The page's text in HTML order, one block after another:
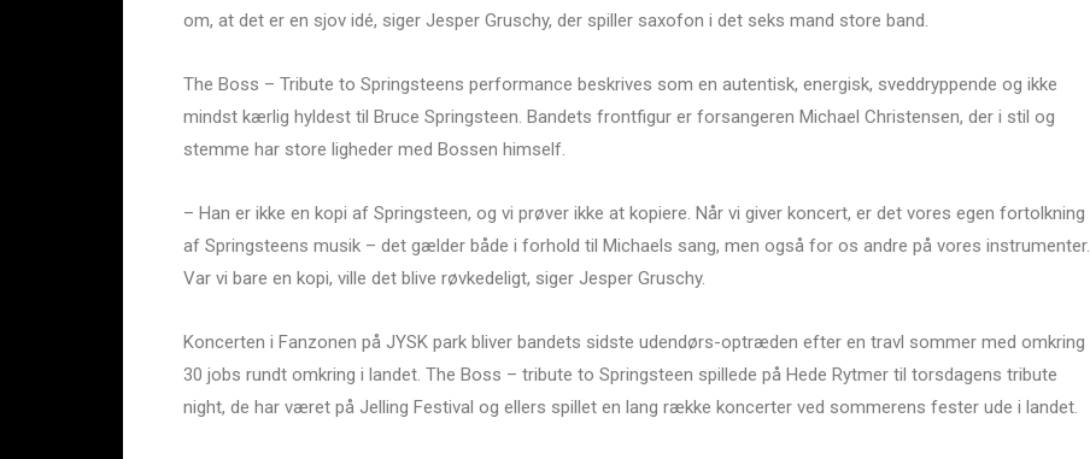
om, at det er en sjov idé, siger Jesper Gruschy, der spiller saxofon i det seks mand store band.
The Boss – Tribute to Springsteens performance beskrives som en autentisk, energisk, sveddryppende og ikke
mindst kærlig hyldest til Bruce Springsteen. Bandets frontfigur er forsangeren Michael Christensen, der i stil og
stemme har store ligheder med Bossen himself.
– Han er ikke en kopi af Springsteen, og vi prøver ikke at kopiere. Når vi giver koncert, er det vores egen fortolkning
af Springsteens musik – det gælder både i forhold til Michaels sang, men også for os andre på vores instrumenter.
Var vi bare en kopi, ville det blive røvkedeligt, siger Jesper Gruschy.
Koncerten i Fanzonen på JYSK park bliver bandets sidste udendørs-optræden efter en travl sommer med omkring
30 jobs rundt omkring i landet. The Boss – tribute to Springsteen spillede på Hede Rytmer til torsdagens tribute
night, de har været på Jelling Festival og ellers spillet en lang række koncerter ved sommerens fester ude i landet.